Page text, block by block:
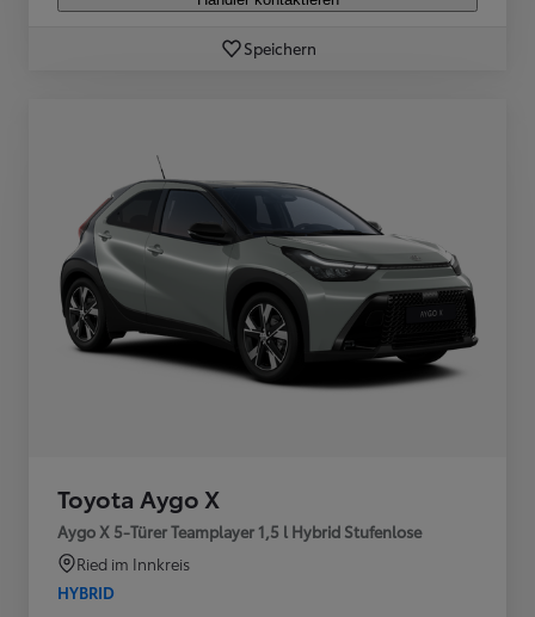
Speichern
Toyota Aygo X
Aygo X 5-Türer Teamplayer 1,5 l Hybrid Stufenlose
Ried im Innkreis
HYBRID